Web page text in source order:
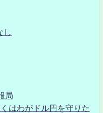
局
はわがドル円を守りた